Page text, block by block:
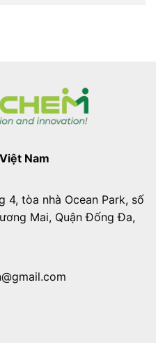
Nam
tòa nhà Ocean Park, số
Mai, Quận Đống Đa,